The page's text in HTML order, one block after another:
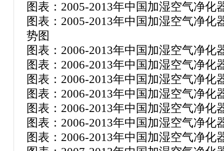
图表：2005-2013年中国加湿空气净化
图表：2005-2013年中国加湿空气净化
势图
图表：2006-2013年中国加湿空气净化
图表：2006-2013年中国加湿空气净化
图表：2006-2013年中国加湿空气净化
图表：2006-2013年中国加湿空气净化
图表：2006-2013年中国加湿空气净化
图表：2006-2013年中国加湿空气净化
图表：2006-2013年中国加湿空气净化